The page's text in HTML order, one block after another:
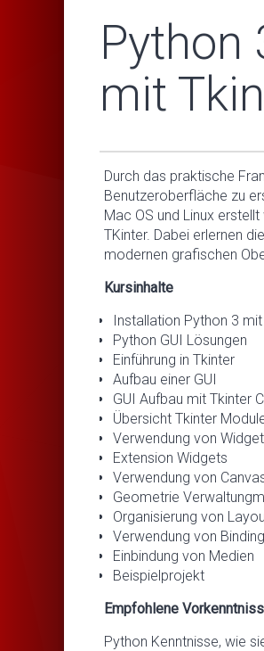
Python
mit
Durch das praktische
Benutzeroberfläche zu
Mac OS und Linux
TKinter. Dabei erlernen
modernen grafischen
Kursinhalte
Installation Python 3
Python GUI Lösungen
Einführung in Tkinter
Aufbau einer GUI
GUI Aufbau mit Tkinter
Übersicht Tkinter
Verwendung von
Extension Widgets
Verwendung von
Geometrie
Organisierung von
Verwendung von
Einbindung von Medien
Beispielprojekt
Empfohlene
Python Kenntnisse, wie